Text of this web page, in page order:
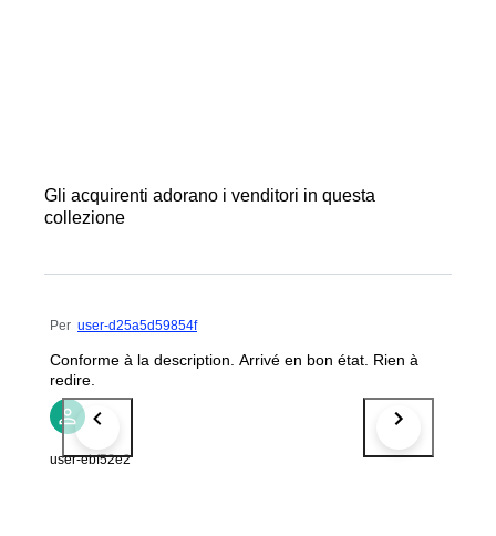
Gli acquirenti adorano i venditori in questa
collezione
Per user-d25a5d59854f
Conforme à la description. Arrivé en bon état. Rien à
redire.
user-ebf52e2